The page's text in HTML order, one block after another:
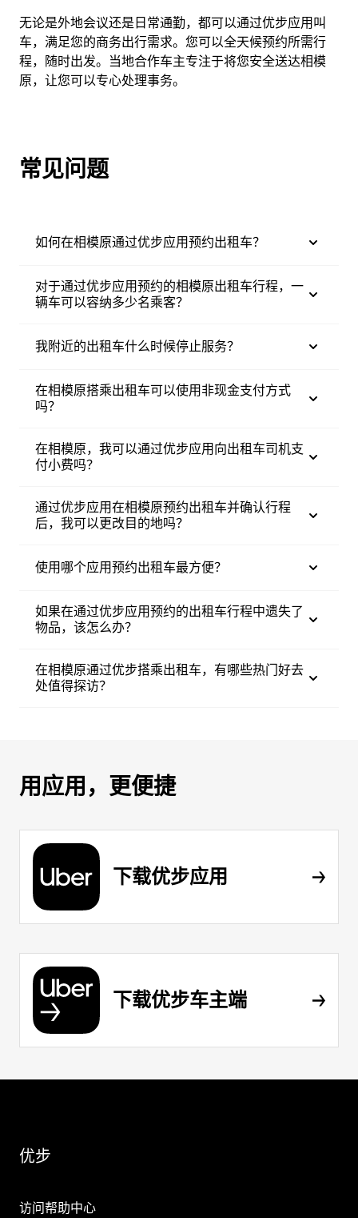
无论是外地会议还是日常通勤，都可以通过优步应用叫
车，满足您的商务出行需求。您可以全天候预约所需行
程，随时出发。当地合作车主专注于将您安全送达相模
原，让您可以专心处理事务。
常见问题
如何在相模原通过优步应用预约出租车？
对于通过优步应用预约的相模原出租车行程，一
辆车可以容纳多少名乘客？
我附近的出租车什么时候停止服务？
在相模原搭乘出租车可以使用非现金支付方式
吗？
在相模原，我可以通过优步应用向出租车司机支
付小费吗？
通过优步应用在相模原预约出租车并确认行程
后，我可以更改目的地吗？
使用哪个应用预约出租车最方便？
如果在通过优步应用预约的出租车行程中遗失了
物品，该怎么办？
在相模原通过优步搭乘出租车，有哪些热门好去
处值得探访？
用应用，更便捷
下载优步应用
下载优步车主端
优步
访问帮助中心